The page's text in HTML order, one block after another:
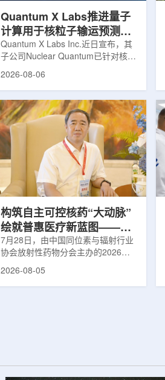
Quantum X Labs推进量子
计算用于核粒子输运预测模
拟
Quantum X Labs Inc.近日宣布，其
子公司Nuclear Quantum已针对核工
业计算模拟中的一项瓶颈提出新方
算密集型场景。据介绍，传统粒子输
运模拟在核医学系统设计中具有重要
作用，但往往需要大量计算资源，并
伴随较长运行时间，影响研发和优化
效率。Nuclear Quantum此次提出的
技术，旨在把物理输运模型转化为量
子电路，使粒子传播和随机游走动力
学能够直接在量子计算框架中表示和
2026-08-06
构筑自主可控核药“大动脉”
绘就普惠医疗新蓝图——专
访中国同辐总工程师、中核
集团首席科学家刘蕴韬
7月28日，由中国同位素与辐射行业
协会放射性药物分会主办的2026年
放射性药物创新发展大会在山西省太
2026-08-05